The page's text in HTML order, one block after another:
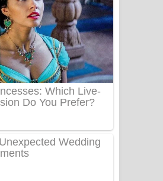
Song Lyrics - ආල
ගීතයේ පද පෙළ
DREAM Lyrics - Alex Warren
: Hooligan Lyrics
Song Lyrics - අප හමුවී
පද පෙළ
Song Lyrics - පතිනියනේ